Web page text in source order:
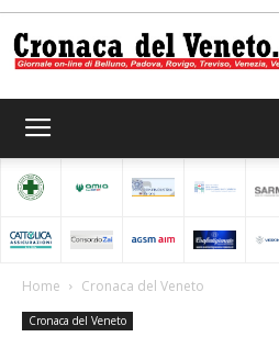
del
Home Cronaca del Veneto
Cronaca del Veneto